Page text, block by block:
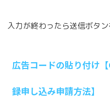
入力が終わったら送信ボタン
広告コードの貼り付け
録申し込み申請方法】